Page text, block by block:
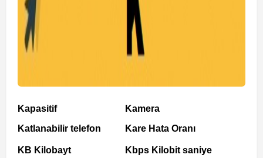
Kapasitif
Katlanabilir telefon
KB Kilobayt
Kamera
Kare Hata Oranı
Kbps Kilobit saniye